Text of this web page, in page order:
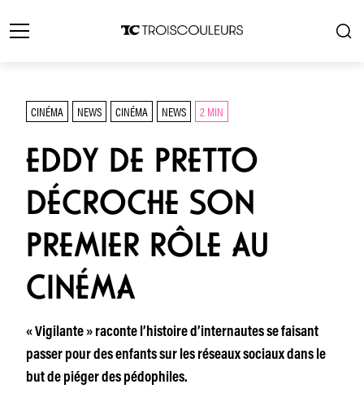
CINÉMA NEWS CINÉMA NEWS 2 MIN
EDDY DE PRETTO
DÉCROCHE SON
PREMIER RÔLE AU
CINÉMA
« Vigilante » raconte l’histoire d’internautes se faisant
passer pour des enfants sur les réseaux sociaux dans le
but de piéger des pédophiles.